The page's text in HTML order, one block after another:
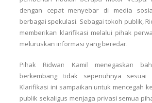
dengan cepat menyebar di media
berbagai spekulasi. Sebagai tokoh publik,
memberikan klarifikasi melalui pihak
meluruskan informasi yang beredar.
Pihak Ridwan Kamil menegaskan
berkembang tidak sepenuhnya sesuai
Klarifikasi ini sampaikan untuk mencegah
publik sekaligus menjaga privasi semua